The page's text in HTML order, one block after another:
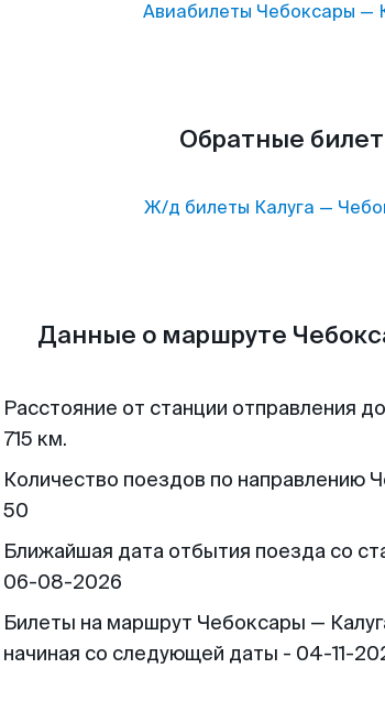
Авиабилеты Чебоксары —
Обратные
Ж/д билеты Калуга —
Данные о маршруте
Расстояние от станции отправления
715 км.
Количество поездов по направлению
50
Ближайшая дата отбытия поезда со
06-08-2026
Билеты на маршрут Чебоксары —
начиная со следующей даты - 04-11-